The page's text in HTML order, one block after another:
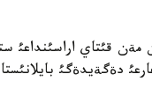
قئتاي اراسئنداعئ
دةگةيدةگئ